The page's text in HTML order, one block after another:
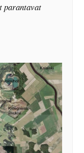
parantavat